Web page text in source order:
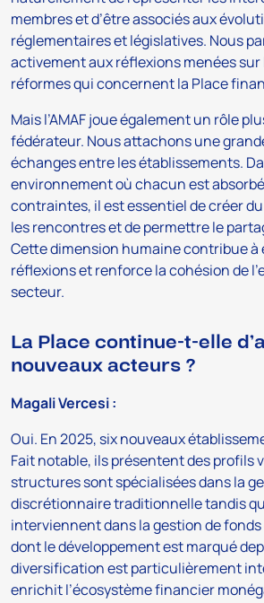
membres et d’être associés aux
réglementaires et législatives. Nous
activement aux réflexions menées sur
réformes qui concernent la Place
Mais l’AMAF joue également un rôle
fédérateur. Nous attachons une
échanges entre les établissements.
environnement où chacun est
contraintes, il est essentiel de créer
les rencontres et de permettre le
Cette dimension humaine contribue à
réflexions et renforce la cohésion de
secteur.
La Place continue-t-elle
nouveaux acteurs ?
Magali Vercesi :
Oui. En 2025, six nouveaux
Fait notable, ils présentent des profils
structures sont spécialisées dans la
discrétionnaire traditionnelle tandis
interviennent dans la gestion de
dont le développement est marqué
diversification est particulièrement
enrichit l’écosystème financier